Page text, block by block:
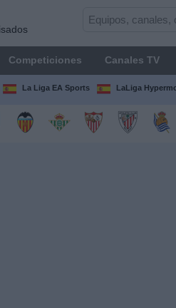
Competiciones Canales TV
La Liga EA Sports LaLiga